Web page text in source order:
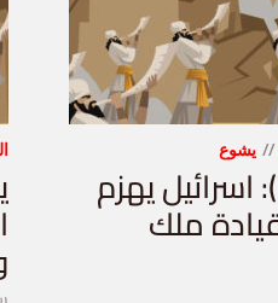
يشوع
يشوع-حلقة (١٧): اسرائيل يهزم
ملك